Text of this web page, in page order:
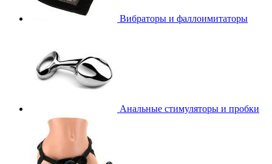
Вибраторы и фаллоимитаторы
Анальные стимуляторы и пробки